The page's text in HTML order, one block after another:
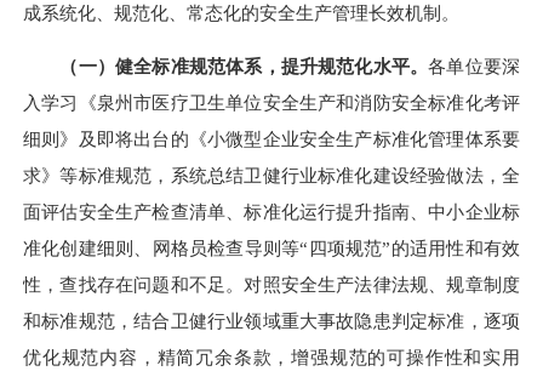
成系统化、规范化、常态化的安全生产管理长效机制。
（一）健全标准规范体系，提升规范化水平。各单位要深
入学习《泉州市医疗卫生单位安全生产和消防安全标准化考评
细则》及即将出台的《小微型企业安全生产标准化管理体系要
求》等标准规范，系统总结卫健行业标准化建设经验做法，全
面评估安全生产检查清单、标准化运行提升指南、中小企业标
准化创建细则、网格员检查导则等“四项规范”的适用性和有效
性，查找存在问题和不足。对照安全生产法律法规、规章制度
和标准规范，结合卫健行业领域重大事故隐患判定标准，逐项
优化规范内容，精简冗余条款，增强规范的可操作性和实用